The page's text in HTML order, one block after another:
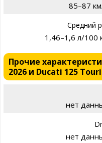
85–87
Средний
1,46–1,6 л/100
Прочие
2026 и Ducati 125
нет
нет